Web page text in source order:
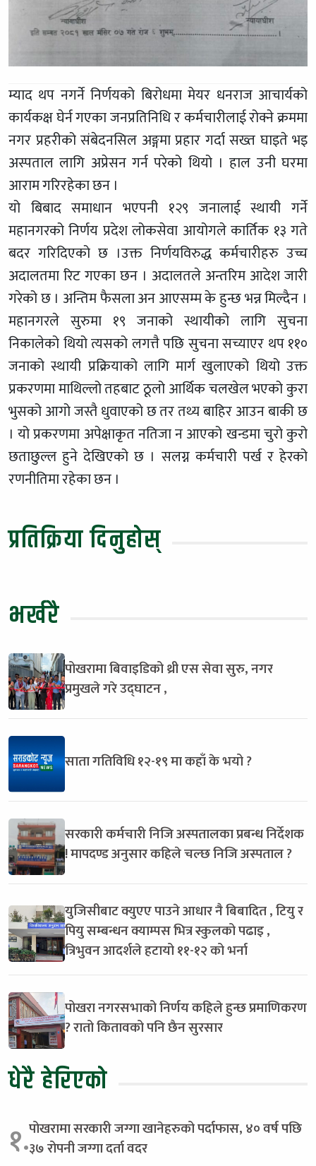
म्याद थप नगर्ने निर्णयको बिरोधमा मेयर धनराज आचार्यको
कार्यकक्ष घेर्न गएका जनप्रतिनिधि र कर्मचारीलाई रोक्ने क्रममा
नगर प्रहरीको संबेदनसिल अङ्गमा प्रहार गर्दा सख्त घाइते भइ
अस्पताल लागि अप्रेसन गर्न परेको थियो । हाल उनी घरमा
आराम गरिरहेका छन ।
यो बिबाद समाधान भएपनी १२९ जनालाई स्थायी गर्ने
महानगरको निर्णय प्रदेश लोकसेवा आयोगले कार्तिक १३ गते
बदर गरिदिएको छ ।उक्त निर्णयविरुद्ध कर्मचारीहरु उच्च
अदालतमा रिट गएका छन । अदालतले अन्तरिम आदेश जारी
गरेको छ । अन्तिम फैसला अन आएसम्म के हुन्छ भन्न मिल्दैन ।
महानगरले सुरुमा १९ जनाको स्थायीको लागि सुचना
निकालेको थियो त्यसको लगत्तै पछि सुचना सच्याएर थप ११०
जनाको स्थायी प्रक्रियाको लागि मार्ग खुलाएको थियो उक्त
प्रकरणमा माथिल्लो तहबाट ठूलो आर्थिक चलखेल भएको कुरा
भुसको आगो जस्तै धुवाएको छ तर तथ्य बाहिर आउन बाकी छ
। यो प्रकरणमा अपेक्षाकृत नतिजा न आएको खन्डमा चुरो कुरो
छताछुल्ल हुने देखिएको छ । सलग्न कर्मचारी पर्ख र हेरको
रणनीतिमा रहेका छन ।
प्रतिक्रिया दिनुहोस्
भर्खरै
पोखरामा बिवाइडिको थ्री एस सेवा सुरु, नगर
प्रमुखले गरे उद्घाटन ,
साता गतिविधि १२-१९ मा कहाँ के भयो ?
सरकारी कर्मचारी निजि अस्पतालका प्रबन्ध निर्देशक
! मापदण्ड अनुसार कहिले चल्छ निजि अस्पताल ?
युजिसीबाट क्युएए पाउने आधार नै बिबादित , टियु र
पियु सम्बन्धन क्याम्पस भित्र स्कुलको पढाइ ,
त्रिभुवन आदर्शले हटायो ११-१२ को भर्ना
पोखरा नगरसभाको निर्णय कहिले हुन्छ प्रमाणिकरण
? रातो कितावको पनि छैन सुरसार
धेरै हेरिएको
१.पोखरामा सरकारी जग्गा खानेहरुको पर्दाफास, ४० वर्ष पछि
३७ रोपनी जग्गा दर्ता वदर